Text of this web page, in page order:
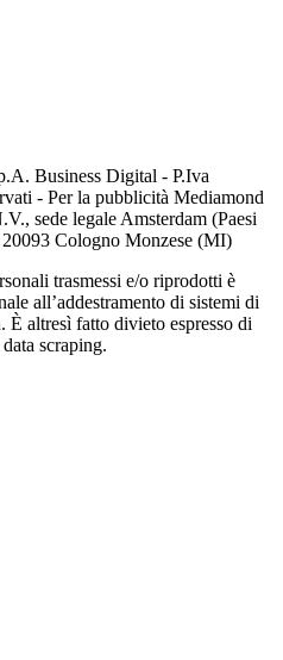
Business Digital - P.Iva
- Per la pubblicità Mediamond
sede legale Amsterdam (Paesi
Cologno Monzese (MI)
trasmessi e/o riprodotti è
all’addestramento di sistemi di
altresì fatto divieto espresso di
scraping.